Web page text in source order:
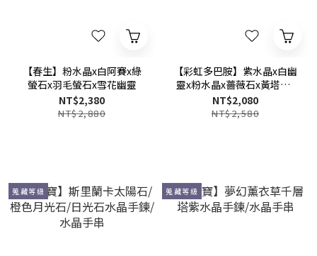
【春生】粉水晶x白阿賽x綠
螢石x羽毛螢石x雪花幽靈
NT$2,380
NT$2,880
【彩虹多巴胺】紫水晶x白幽
靈x粉水晶x薔薇石x黃塔晶x
海藍寶x岫玉x天河石多功效
水晶手鍊
NT$2,080
NT$2,580
蒐藏等級 蒐藏等級